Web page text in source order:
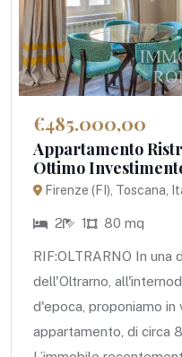
€485.000,00
Appartamento
Ottimo
Firenze (FI), Toscana,
2 1 80 mq
RIF:OLTRARNO In una
dell'Oltrarno,
d'epoca, proponiamo
appartamento, di circa